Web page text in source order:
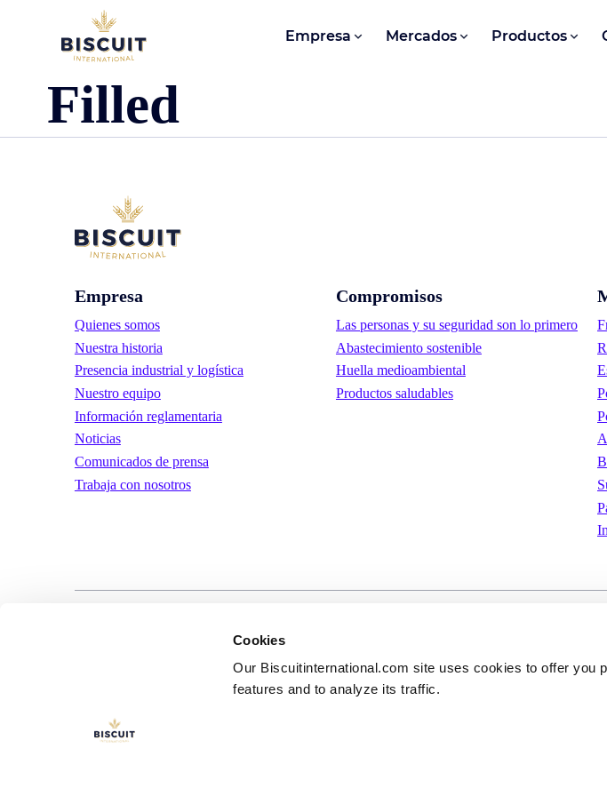
Cookies
Our Biscuitinternational.com site uses cookies to offer you
features and to analyze its traffic.
Aller au contenu Empresa Mercados Productos
Filled
Empresa
Quienes somos
Nuestra historia
Presencia industrial y logística
Nuestro equipo
Información reglamentaria
Noticias
Comunicados de prensa
Trabaja con nosotros
Compromisos
Las personas y su seguridad son lo primero
Abastecimiento sostenible
Huella medioambiental
Productos saludables